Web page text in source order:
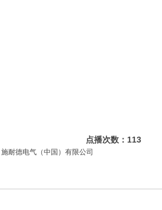
点播次数： 113
耐德电气（中国）有限公司